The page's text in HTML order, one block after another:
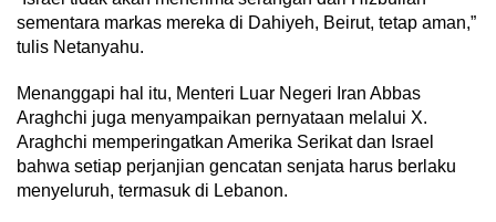
sementara markas mereka di Dahiyeh, Beirut, tetap aman,”
tulis Netanyahu.
Menanggapi hal itu, Menteri Luar Negeri Iran Abbas
Araghchi juga menyampaikan pernyataan melalui X.
Araghchi memperingatkan Amerika Serikat dan Israel
bahwa setiap perjanjian gencatan senjata harus berlaku
menyeluruh, termasuk di Lebanon.